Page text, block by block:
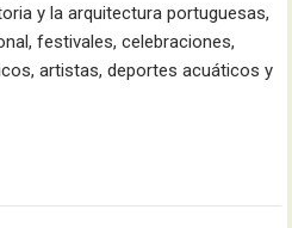
y la arquitectura portuguesas,
festivales, celebraciones,
artistas, deportes acuáticos y